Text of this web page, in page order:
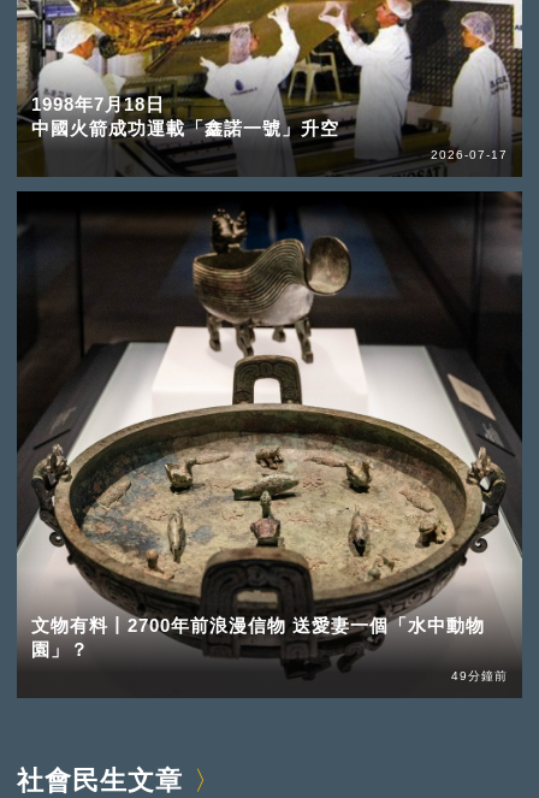
1998年7月18日
中國火箭成功運載「鑫諾一號」升空
2026-07-17
文物有料丨2700年前浪漫信物 送愛妻一個「水中動物
園」？
49分鐘前
社會民生文章